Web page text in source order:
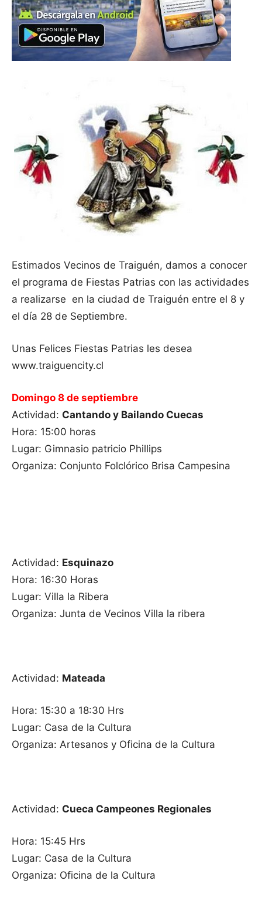
Estimados Vecinos de Traiguén, damos a conocer
el programa de Fiestas Patrias con las actividades
a realizarse en la ciudad de Traiguén entre el 8 y
el día 28 de Septiembre.
Unas Felices Fiestas Patrias les desea
www.traiguencity.cl
Domingo 8 de septiembre
Actividad: Cantando y Bailando Cuecas
Hora: 15:00 horas
Lugar: Gimnasio patricio Phillips
Organiza: Conjunto Folclórico Brisa Campesina
Actividad: Esquinazo
Hora: 16:30 Horas
Lugar: Villa la Ribera
Organiza: Junta de Vecinos Villa la ribera
Actividad: Mateada
Hora: 15:30 a 18:30 Hrs
Lugar: Casa de la Cultura
Organiza: Artesanos y Oficina de la Cultura
Actividad: Cueca Campeones Regionales
Hora: 15:45 Hrs
Lugar: Casa de la Cultura
Organiza: Oficina de la Cultura